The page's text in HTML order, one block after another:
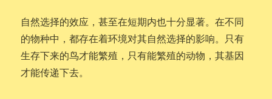
自然选择的效应，甚至在短期内也十分显著。在不同
的物种中，都存在着环境对其自然选择的影响。只有
生存下来的鸟才能繁殖，只有能繁殖的动物，其基因
才能传递下去。